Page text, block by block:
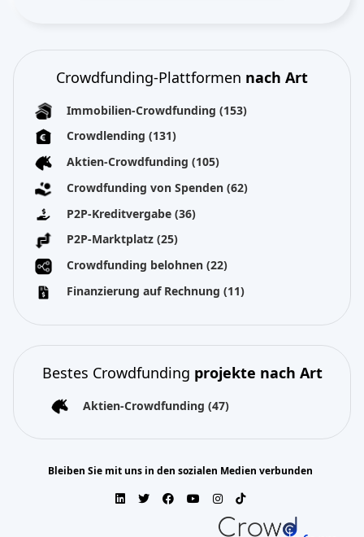
Crowdfunding-Plattformen nach Art
Immobilien-Crowdfunding (153)
Crowdlending (131)
Aktien-Crowdfunding (105)
Crowdfunding von Spenden (62)
P2P-Kreditvergabe (36)
P2P-Marktplatz (25)
Crowdfunding belohnen (22)
Finanzierung auf Rechnung (11)
Bestes Crowdfunding projekte nach Art
Aktien-Crowdfunding (47)
Bleiben Sie mit uns in den sozialen Medien verbunden